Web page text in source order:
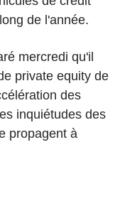
de l'année.
mercredi qu'il
private equity de
des
inquiétudes des
propagent à